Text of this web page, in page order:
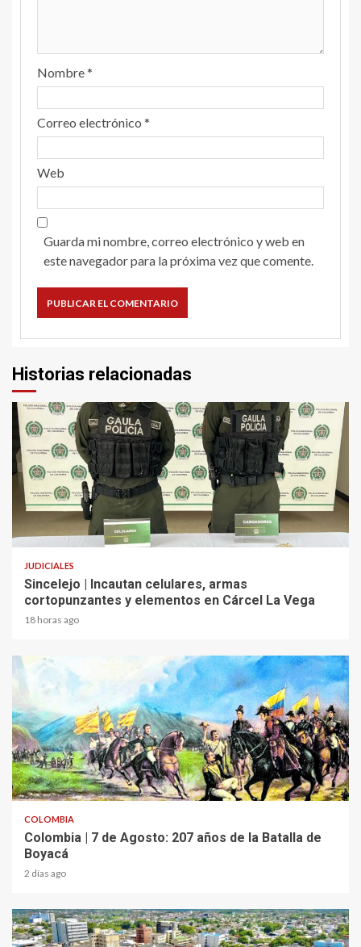
Nombre*
Correo electrónico *
Web
Guarda mi nombre, correo electrónico y web en
este navegador para la próxima vez que comente.
Historias relacionadas
2 min read
JUDICIALES
Sincelejo | Incautan celulares, armas
cortopunzantes y elementos en Cárcel La Vega
18 horas ago
2 min read
COLOMBIA
Colombia | 7 de Agosto: 207 años de la Batalla de
Boyacá
2 días ago